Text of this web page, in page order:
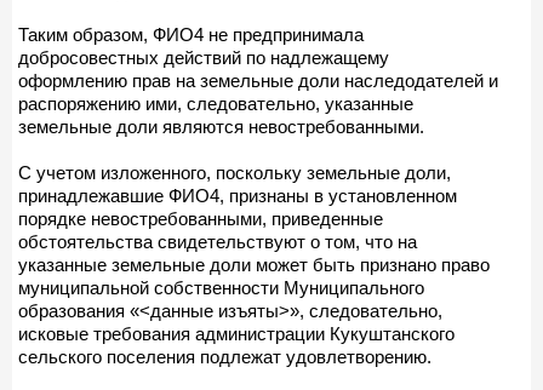
Таким образом, ФИО4 не предпринимала
добросовестных действий по надлежащему
оформлению прав на земельные доли наследодателей и
распоряжению ими, следовательно, указанные
земельные доли являются невостребованными.
С учетом изложенного, поскольку земельные доли,
принадлежавшие ФИО4, признаны в установленном
порядке невостребованными, приведенные
обстоятельства свидетельствуют о том, что на
указанные земельные доли может быть признано право
муниципальной собственности Муниципального
образования «<данные изъяты>», следовательно,
исковые требования администрации Кукуштанского
сельского поселения подлежат удовлетворению.